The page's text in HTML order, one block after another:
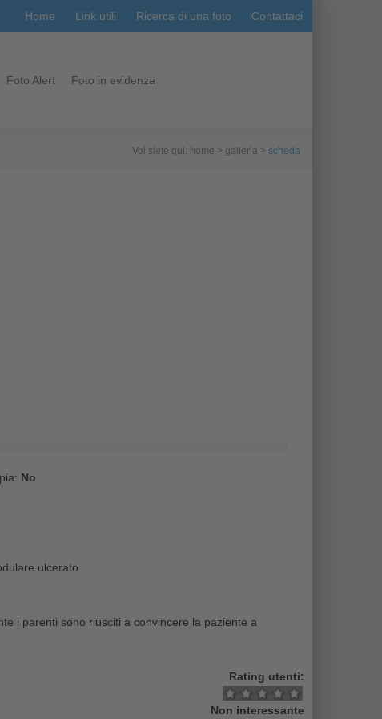
Home Link utili Ricerca di una foto Contattaci
Foto Alert Foto in evidenza
Voi siete qui: home > galleria > scheda
No
ulcerato
i parenti sono riusciti a convincere la paziente a
Rating utenti:
Non interessante